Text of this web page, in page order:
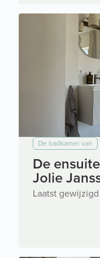
De badkamer van
De
Jolie
Laatst